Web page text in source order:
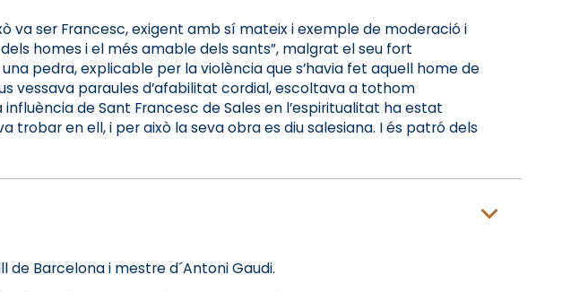
va ser Francesc, exigent amb sí mateix i exemple de moderació i
homes i el més amable dels sants”, malgrat el seu fort
pedra, explicable per la violència que s’havia fet aquell home de
vessava paraules d’afabilitat cordial, escoltava a tothom
de Sant Francesc de Sales en l’espiritualitat ha estat
en ell, i per això la seva obra es diu salesiana. I és patró dels
de Barcelona i mestre d´Antoni Gaudi.